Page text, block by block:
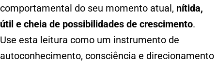
comportamental do seu momento atual, nítida,
útil e cheia de possibilidades de crescimento.
Use esta leitura como um instrumento de
autoconhecimento, consciência e direcionamento